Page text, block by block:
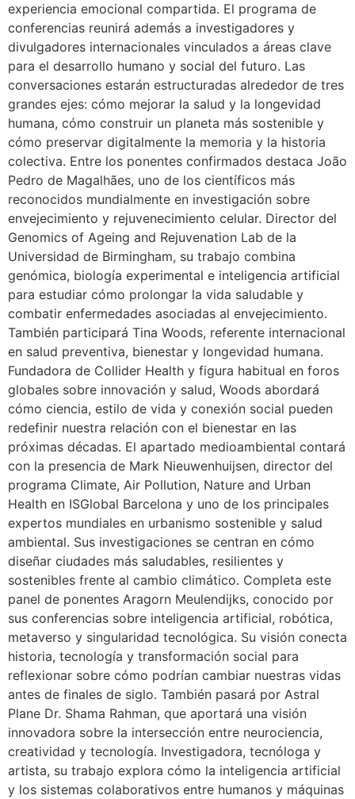
experiencia emocional compartida. El programa de
conferencias reunirá además a investigadores y
divulgadores internacionales vinculados a áreas clave
para el desarrollo humano y social del futuro. Las
conversaciones estarán estructuradas alrededor de tres
grandes ejes: cómo mejorar la salud y la longevidad
humana, cómo construir un planeta más sostenible y
cómo preservar digitalmente la memoria y la historia
colectiva. Entre los ponentes confirmados destaca João
Pedro de Magalhães, uno de los científicos más
reconocidos mundialmente en investigación sobre
envejecimiento y rejuvenecimiento celular. Director del
Genomics of Ageing and Rejuvenation Lab de la
Universidad de Birmingham, su trabajo combina
genómica, biología experimental e inteligencia artificial
para estudiar cómo prolongar la vida saludable y
combatir enfermedades asociadas al envejecimiento.
También participará Tina Woods, referente internacional
en salud preventiva, bienestar y longevidad humana.
Fundadora de Collider Health y figura habitual en foros
globales sobre innovación y salud, Woods abordará
cómo ciencia, estilo de vida y conexión social pueden
redefinir nuestra relación con el bienestar en las
próximas décadas. El apartado medioambiental contará
con la presencia de Mark Nieuwenhuijsen, director del
programa Climate, Air Pollution, Nature and Urban
Health en ISGlobal Barcelona y uno de los principales
expertos mundiales en urbanismo sostenible y salud
ambiental. Sus investigaciones se centran en cómo
diseñar ciudades más saludables, resilientes y
sostenibles frente al cambio climático. Completa este
panel de ponentes Aragorn Meulendijks, conocido por
sus conferencias sobre inteligencia artificial, robótica,
metaverso y singularidad tecnológica. Su visión conecta
historia, tecnología y transformación social para
reflexionar sobre cómo podrían cambiar nuestras vidas
antes de finales de siglo. También pasará por Astral
Plane Dr. Shama Rahman, que aportará una visión
innovadora sobre la intersección entre neurociencia,
creatividad y tecnología. Investigadora, tecnóloga y
artista, su trabajo explora cómo la inteligencia artificial
y los sistemas colaborativos entre humanos y máquinas